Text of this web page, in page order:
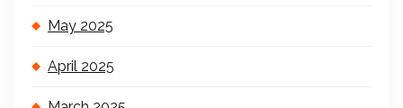
May 2025
April 2025